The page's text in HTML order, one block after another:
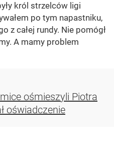
król strzelców ligi
po tym napastniku,
z całej rundy. Nie pomógł
A mamy problem
ośmieszyli Piotra
oświadczenie